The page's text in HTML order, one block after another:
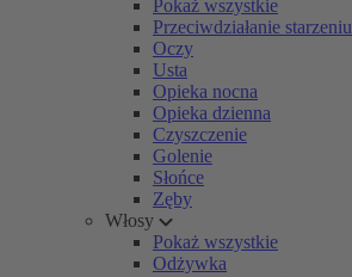
Pokaż wszystkie
Przeciwdziałanie starzeniu
Oczy
Usta
Opieka nocna
Opieka dzienna
Czyszczenie
Golenie
Słońce
Zęby
Włosy
Pokaż wszystkie
Odżywka